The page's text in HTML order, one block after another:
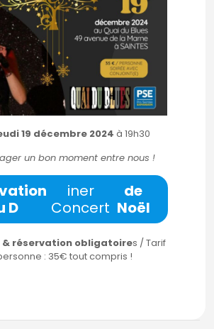
19 décembre 2024 à 19h30
un bon moment entre nous !
D
iner
Concert
de
Noël
réservation obligatoires / Tarif
: 35€ tout compris !